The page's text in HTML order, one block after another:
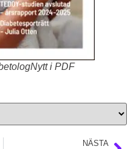
i PDF
NÄSTA